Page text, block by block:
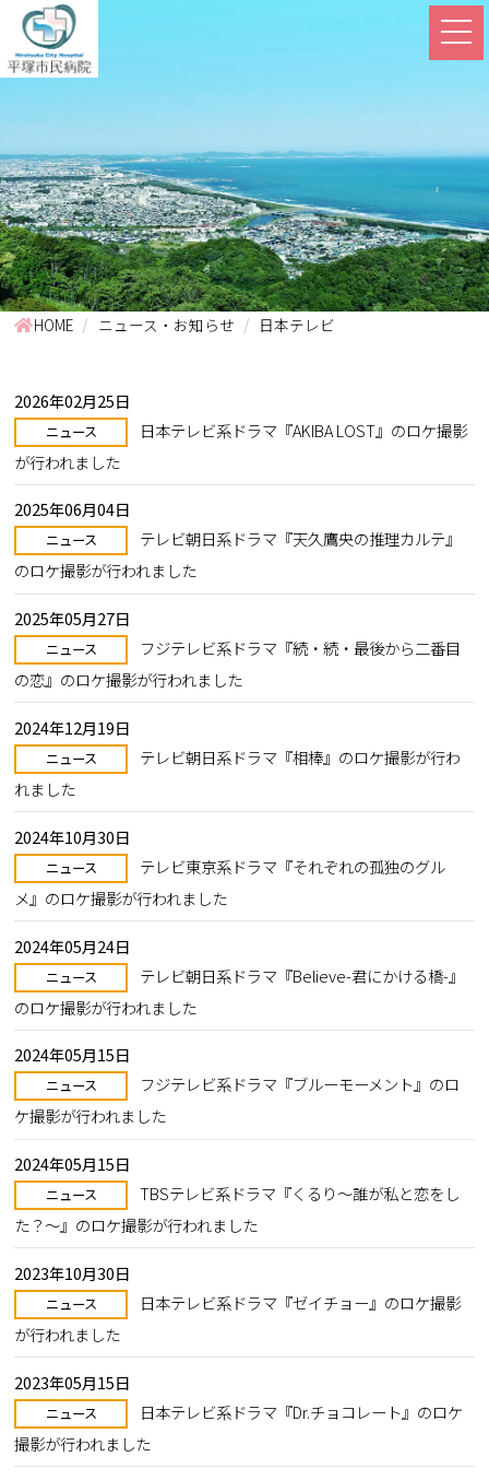
HOME ニュース・お知らせ 日本テレビ
2026年02月25日
ニュース
日本テレビ系ドラマ『AKIBA LOST』のロケ撮影
が行われました
2025年06月04日
ニュース
テレビ朝日系ドラマ『天久鷹央の推理カルテ』
のロケ撮影が行われました
2025年05月27日
ニュース
フジテレビ系ドラマ『続・続・最後から二番目
の恋』のロケ撮影が行われました
2024年12月19日
ニュース
テレビ朝日系ドラマ『相棒』のロケ撮影が行わ
れました
2024年10月30日
ニュース
テレビ東京系ドラマ『それぞれの孤独のグル
メ』のロケ撮影が行われました
2024年05月24日
ニュース
テレビ朝日系ドラマ『Believe-君にかける橋-』
のロケ撮影が行われました
2024年05月15日
ニュース
フジテレビ系ドラマ『ブルーモーメント』のロ
ケ撮影が行われました
2024年05月15日
ニュース
TBSテレビ系ドラマ『くるり～誰が私と恋をし
た？～』のロケ撮影が行われました
2023年10月30日
ニュース
日本テレビ系ドラマ『ゼイチョー』のロケ撮影
が行われました
2023年05月15日
ニュース
日本テレビ系ドラマ『Dr.チョコレート』のロケ
撮影が行われました